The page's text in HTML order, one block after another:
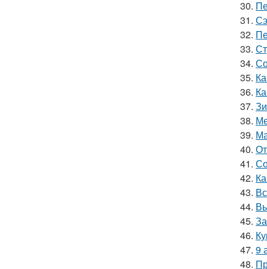
30.
31.
32.
33.
34.
35.
36.
37.
38.
39.
40.
41.
42.
43.
44.
45.
46.
47. 9
48.